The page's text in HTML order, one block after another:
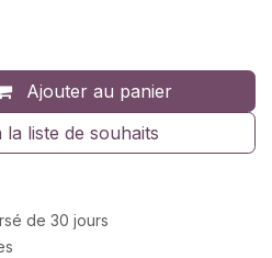
Ajouter au panier
la liste de souhaits
de 30 jours